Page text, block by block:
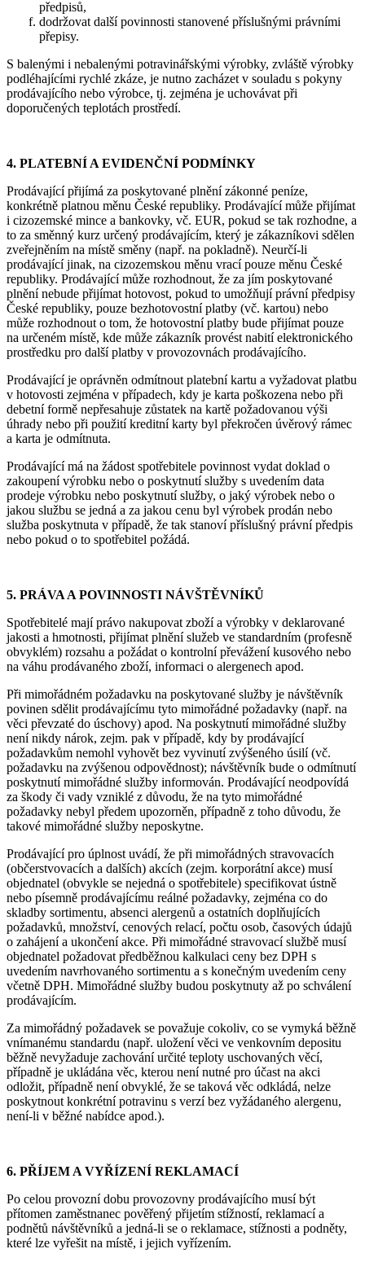
předpisů,
dodržovat další povinnosti stanovené příslušnými právními
přepisy.
S balenými i nebalenými potravinářskými výrobky, zvláště výrobky
podléhajícími rychlé zkáze, je nutno zacházet v souladu s pokyny
prodávajícího nebo výrobce, tj. zejména je uchovávat při
doporučených teplotách prostředí.
4. PLATEBNÍ A EVIDENČNÍ PODMÍNKY
Prodávající přijímá za poskytované plnění zákonné peníze,
konkrétně platnou měnu České republiky. Prodávající může přijímat
i cizozemské mince a bankovky, vč. EUR, pokud se tak rozhodne, a
to za směnný kurz určený prodávajícím, který je zákazníkovi sdělen
zveřejněním na místě směny (např. na pokladně). Neurčí-li
prodávající jinak, na cizozemskou měnu vrací pouze měnu České
republiky. Prodávající může rozhodnout, že za jím poskytované
plnění nebude přijímat hotovost, pokud to umožňují právní předpisy
České republiky, pouze bezhotovostní platby (vč. kartou) nebo
může rozhodnout o tom, že hotovostní platby bude přijímat pouze
na určeném místě, kde může zákazník provést nabití elektronického
prostředku pro další platby v provozovnách prodávajícího.
Prodávající je oprávněn odmítnout platební kartu a vyžadovat platbu
v hotovosti zejména v případech, kdy je karta poškozena nebo při
debetní formě nepřesahuje zůstatek na kartě požadovanou výši
úhrady nebo při použití kreditní karty byl překročen úvěrový rámec
a karta je odmítnuta.
Prodávající má na žádost spotřebitele povinnost vydat doklad o
zakoupení výrobku nebo o poskytnutí služby s uvedením data
prodeje výrobku nebo poskytnutí služby, o jaký výrobek nebo o
jakou službu se jedná a za jakou cenu byl výrobek prodán nebo
služba poskytnuta v případě, že tak stanoví příslušný právní předpis
nebo pokud o to spotřebitel požádá.
5. PRÁVA A POVINNOSTI NÁVŠTĚVNÍKŮ
Spotřebitelé mají právo nakupovat zboží a výrobky v deklarované
jakosti a hmotnosti, přijímat plnění služeb ve standardním (profesně
obvyklém) rozsahu a požádat o kontrolní převážení kusového nebo
na váhu prodávaného zboží, informaci o alergenech apod.
Při mimořádném požadavku na poskytované služby je návštěvník
povinen sdělit prodávajícímu tyto mimořádné požadavky (např. na
věci převzaté do úschovy) apod. Na poskytnutí mimořádné služby
není nikdy nárok, zejm. pak v případě, kdy by prodávající
požadavkům nemohl vyhovět bez vyvinutí zvýšeného úsilí (vč.
požadavku na zvýšenou odpovědnost); návštěvník bude o odmítnutí
poskytnutí mimořádné služby informován. Prodávající neodpovídá
za škody či vady vzniklé z důvodu, že na tyto mimořádné
požadavky nebyl předem upozorněn, případně z toho důvodu, že
takové mimořádné služby neposkytne.
Prodávající pro úplnost uvádí, že při mimořádných stravovacích
(občerstvovacích a dalších) akcích (zejm. korporátní akce) musí
objednatel (obvykle se nejedná o spotřebitele) specifikovat ústně
nebo písemně prodávajícímu reálné požadavky, zejména co do
skladby sortimentu, absenci alergenů a ostatních doplňujících
požadavků, množství, cenových relací, počtu osob, časových údajů
o zahájení a ukončení akce. Při mimořádné stravovací službě musí
objednatel požadovat předběžnou kalkulaci ceny bez DPH s
uvedením navrhovaného sortimentu a s konečným uvedením ceny
včetně DPH. Mimořádné služby budou poskytnuty až po schválení
prodávajícím.
Za mimořádný požadavek se považuje cokoliv, co se vymyká běžně
vnímanému standardu (např. uložení věci ve venkovním depositu
běžně nevyžaduje zachování určité teploty uschovaných věcí,
případně je ukládána věc, kterou není nutné pro účast na akci
odložit, případně není obvyklé, že se taková věc odkládá, nelze
poskytnout konkrétní potravinu s verzí bez vyžádaného alergenu,
není-li v běžné nabídce apod.).
6. PŘÍJEM A VYŘÍZENÍ REKLAMACÍ
Po celou provozní dobu provozovny prodávajícího musí být
přítomen zaměstnanec pověřený přijetím stížností, reklamací a
podnětů návštěvníků a jedná-li se o reklamace, stížnosti a podněty,
které lze vyřešit na místě, i jejich vyřízením.